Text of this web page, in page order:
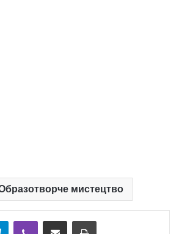
мистецтво
TelegramViber Надіслати електронною поштоюНадрукувати